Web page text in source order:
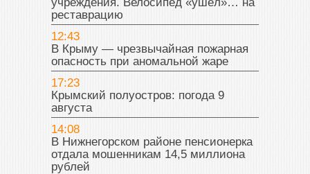
реставрацию
12:43
В Крыму — чрезвычайная пожарная
опасность при аномальной жаре
17:23
Крымский полуостров: погода 9
августа
14:08
В Нижнегорском районе пенсионерка
отдала мошенникам 14,5 миллиона
рублей